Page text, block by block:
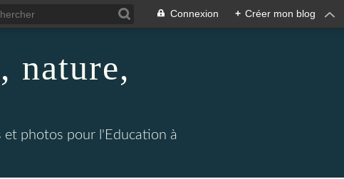
Connexion + Créer mon blog
nature,
et photos pour l'Education à